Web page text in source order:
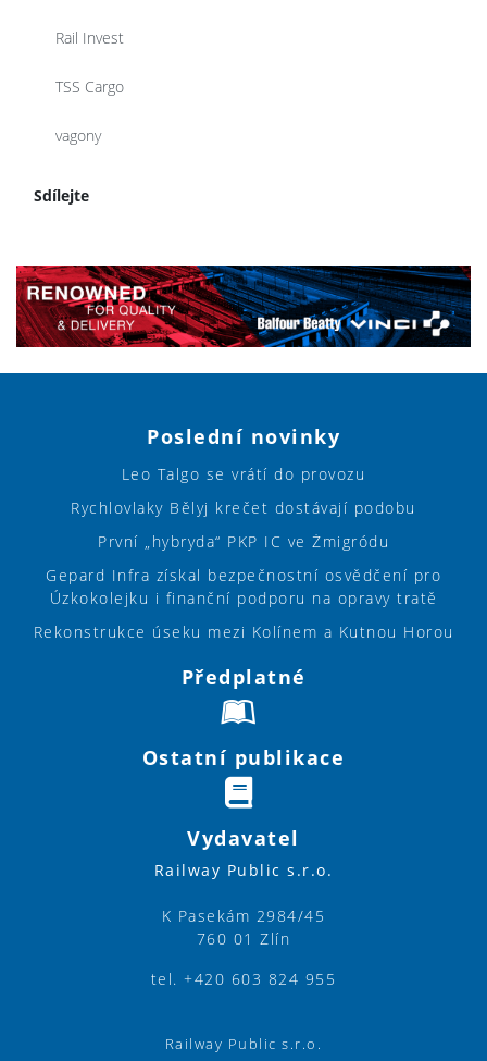
Rail Invest
TSS Cargo
vagony
Sdílejte
Poslední novinky
Leo Talgo se vrátí do provozu
Rychlovlaky Bělyj krečet dostávají podobu
První „hybryda“ PKP IC ve Żmigródu
Gepard Infra získal bezpečnostní osvědčení pro
Úzkokolejku i finanční podporu na opravy tratě
Rekonstrukce úseku mezi Kolínem a Kutnou Horou
Předplatné
Ostatní publikace
Vydavatel
Railway Public s.r.o.
K Pasekám 2984/45
760 01 Zlín
tel. +420 603 824 955
Railway Public s.r.o.